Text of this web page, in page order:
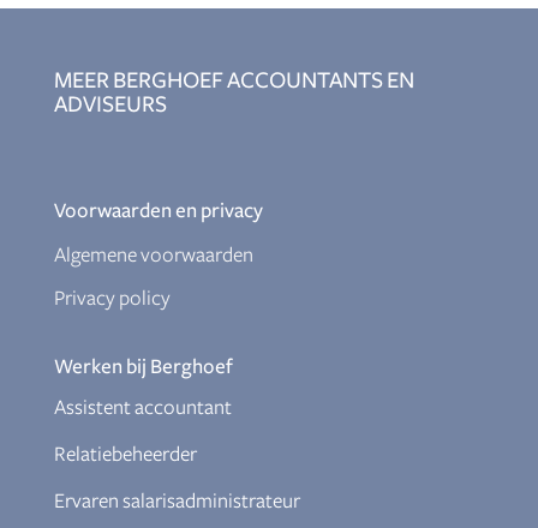
MEER BERGHOEF ACCOUNTANTS EN
ADVISEURS
Voorwaarden en privacy
Algemene voorwaarden
Privacy policy
Werken bij Berghoef
Assistent accountant
Relatiebeheerder
Ervaren salarisadministrateur